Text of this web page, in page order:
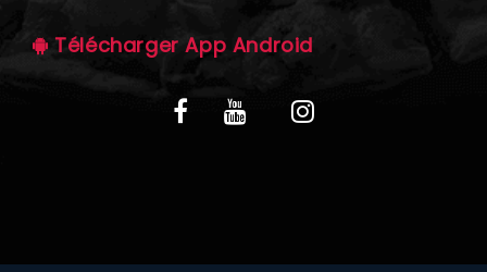
Télécharger App Android